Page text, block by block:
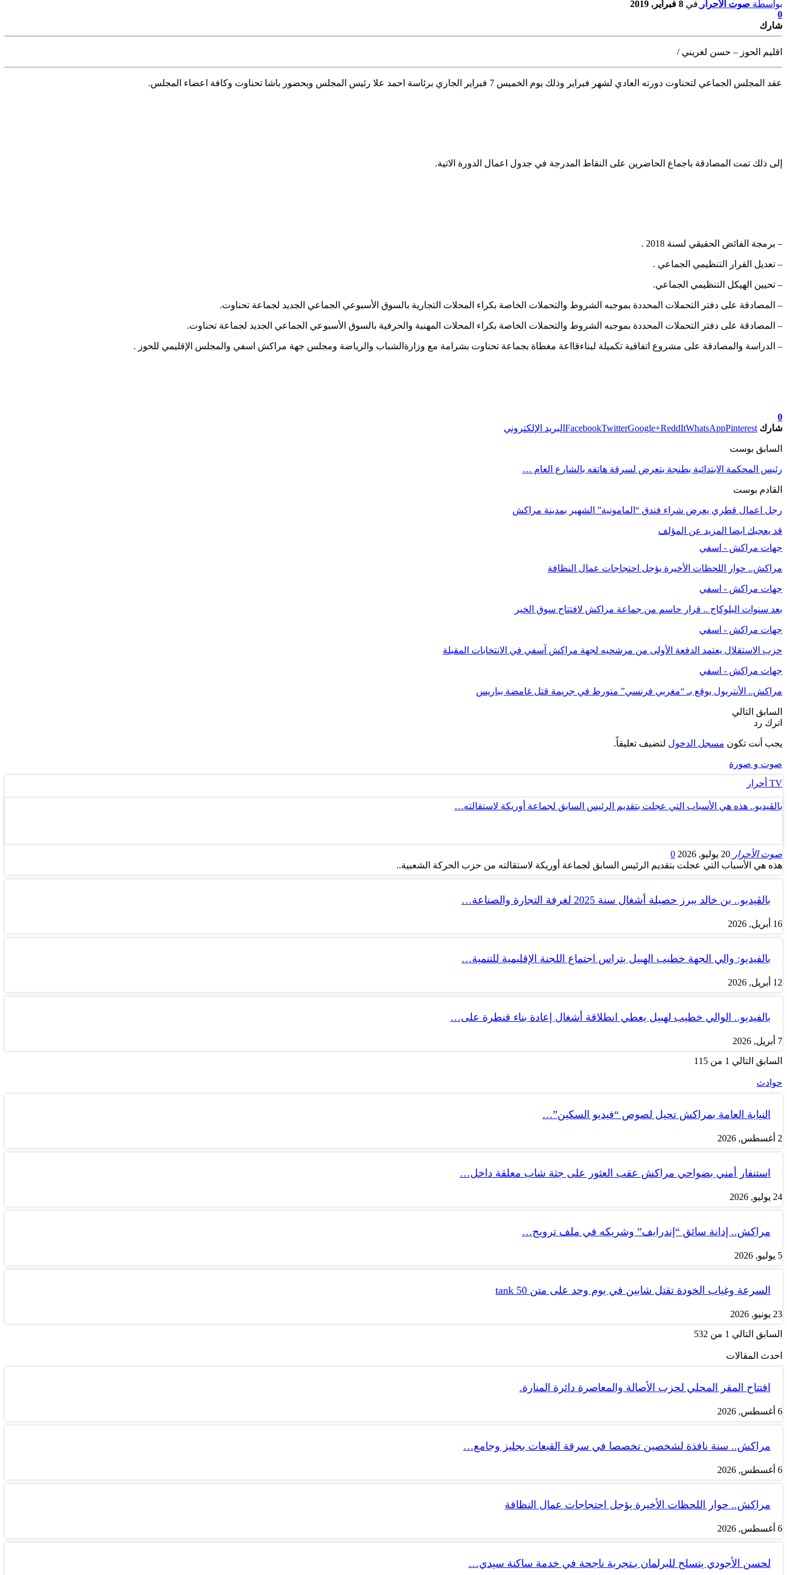
بواسطة صوت الأحرار في 8 فبراير, 2019
0
شارك
اقليم الحوز – حسن لغريني /
عقد المجلس الجماعي لتحناوت دورته العادي لشهر فبراير وذلك يوم الخميس 7 فبراير الجاري برئاسة احمد علا رئيس المجلس وبحضور باشا تحناوت وكافة اعضاء المجلس.
إلى ذلك تمت المصادقة باجماع الحاضرين على النقاط المدرجة في جدول اعمال الدورة الاتية.
– برمجة الفائض الحقيقي لسنة 2018 .
– تعديل القرار التنظيمي الجماعي .
– تحيين الهيكل التنظيمي الجماعي.
– المصادقة على دفتر التحملات المحددة بموجبه الشروط والتحملات الخاصة بكراء المحلات التجارية بالسوق الأسبوعي الجماعي الجديد لجماعة تحناوت.
– المصادقة على دفتر التحملات المحددة بموجبه الشروط والتحملات الخاصة بكراء المحلات المهنية والحرفية بالسوق الأسبوعي الجماعي الجديد لجماعة تحناوت.
– الدراسة والمصادقة على مشروع اتفاقية تكميلة لبناءقااعة مغطاة بجماعة تحناوت بشرامة مع وزارةالشباب والرياضة ومجلس جهة مراكش اسفي والمجلس الإقليمي للحوز .
0
شارك
FacebookTwitterGoogle+ReddItWhatsAppPinterest البريد الإلكتروني
السابق بوست
رئيس المحكمة الابتدائية بطنجة يتعرض لسرقة هاتفه بالشارع العام …
القادم بوست
رجل اعمال قطري يعرض شراء فندق “المامونية” الشهير بمدينة مراكش
قد يعجبك ايضا المزيد عن المؤلف
جهات مراكش - اسفي
مراكش.. حوار اللحظات الأخيرة يؤجل احتجاجات عمال النظافة
جهات مراكش - اسفي
بعد سنوات البلوكاج .. قرار حاسم من جماعة مراكش لافتتاح سوق الخير
جهات مراكش - اسفي
حزب الاستقلال يعتمد الدفعة الأولى من مرشحيه لجهة مراكش آسفي في الانتخابات المقبلة
جهات مراكش - اسفي
مراكش.. الأنتربول يوقع بـ “مغربي فرنسي” متورط في جريمة قتل غامضة بباريس
السابق التالي
اترك رد
يجب أنت تكون مسجل الدخول لتضيف تعليقاً.
صوت و صورة
TV أحرار
بالڤيديو.. هذه هي الأسباب التي عجلت بتقديم الرئيس السابق لجماعة أوريكة لاستقالته…
صوت الأحرار 20 يوليو, 2026
0
هذه هي الأسباب التي عجلت بتقديم الرئيس السابق لجماعة أوريكة لاستقالته من حزب الحركة الشعبية..
بالڤيديو.. بن خالد يبرز حصيلة أشغال سنة 2025 لغرفة التجارة والصناعة…
16 أبريل, 2026
بالفيديو: والي الجهة خطيب الهبيل يتراس اجتماع اللجنة الإقليمية للتنمية…
12 أبريل, 2026
بالفيديو.. الوالي خطيب لهبيل يعطي انطلاقة أشغال إعادة بناء قنطرة على…
7 أبريل, 2026
السابق التالي 1 من 115
حوادث
النيابة العامة بمراكش تحيل لصوص “فيديو السكين”…
2 أغسطس, 2026
استنفار أمني بضواحي مراكش عقب العثور على جثة شاب معلقة داخل…
24 يوليو, 2026
مراكش.. إدانة سائق “إندرايف” وشريكه في ملف ترويج…
5 يوليو, 2026
السرعة وغياب الخودة تقتل شابين في يوم وحد على متن tank 50
23 يونيو, 2026
السابق التالي 1 من 532
احدث المقالات
افتتاح المقر المحلي لحزب الأصالة والمعاصرة دائرة المنارة.
6 أغسطس, 2026
مراكش.. سنة نافذة لشخصين تخصصا في سرقة القبعات بجليز وجامع…
6 أغسطس, 2026
مراكش.. حوار اللحظات الأخيرة يؤجل احتجاجات عمال النظافة
6 أغسطس, 2026
لحسن الأجودي يتسلح للبرلمان بـتجربة ناجحة في خدمة ساكنة سيدي…